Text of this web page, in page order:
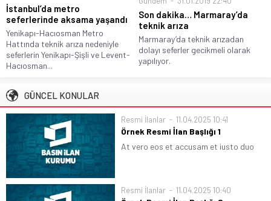
İstanbul’da metro
seferlerinde aksama yaşandı
Yenikapı-Hacıosman Metro
Hattında teknik arıza nedeniyle
seferlerin Yenikapı-Şişli ve Levent-
Hacıosman...
Son dakika… Marmaray’da
teknik arıza
Marmaray’da teknik arızadan
dolayı seferler gecikmeli olarak
yapılıyor.
GÜNCEL KONULAR
Resmi İlanlar 11.04.2025 10:41
Örnek Resmi İlan Başlığı 1
At vero eos et accusam et justo duo
ipsum dolor sit...
Resmi İlanlar 11.04.2025 10:40